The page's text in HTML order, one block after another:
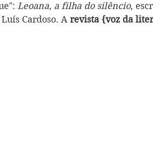
Leoana, a filha do silêncio,
Cardoso. A revista {voz da